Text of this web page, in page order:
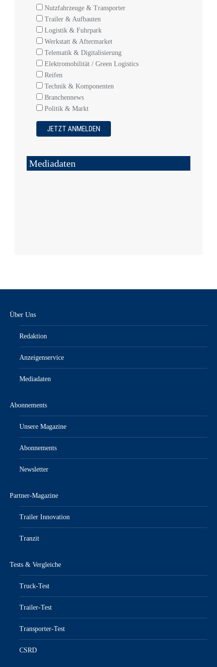
Nutzfahrzeuge & Transporter
Trailer & Aufbauten
Logistik & Fuhrpark
Werkstatt & Aftermarket
Telematik & Digitalisierung
Elektromobilität / Green Logistics
Reifen
Technik & Komponenten
Branchennews
Politik & Markt
Mediadaten
Über Uns
Redaktion
Anzeigenservice
Mediadaten
Abonnements
Unsere Magazine
Abonnements
Newsletter
Partner-Magazine
Trailer Innovation
Tranzit
Tests & Vergleiche
Truck-Test
Trailer-Test
Transporter-Test
CSRD